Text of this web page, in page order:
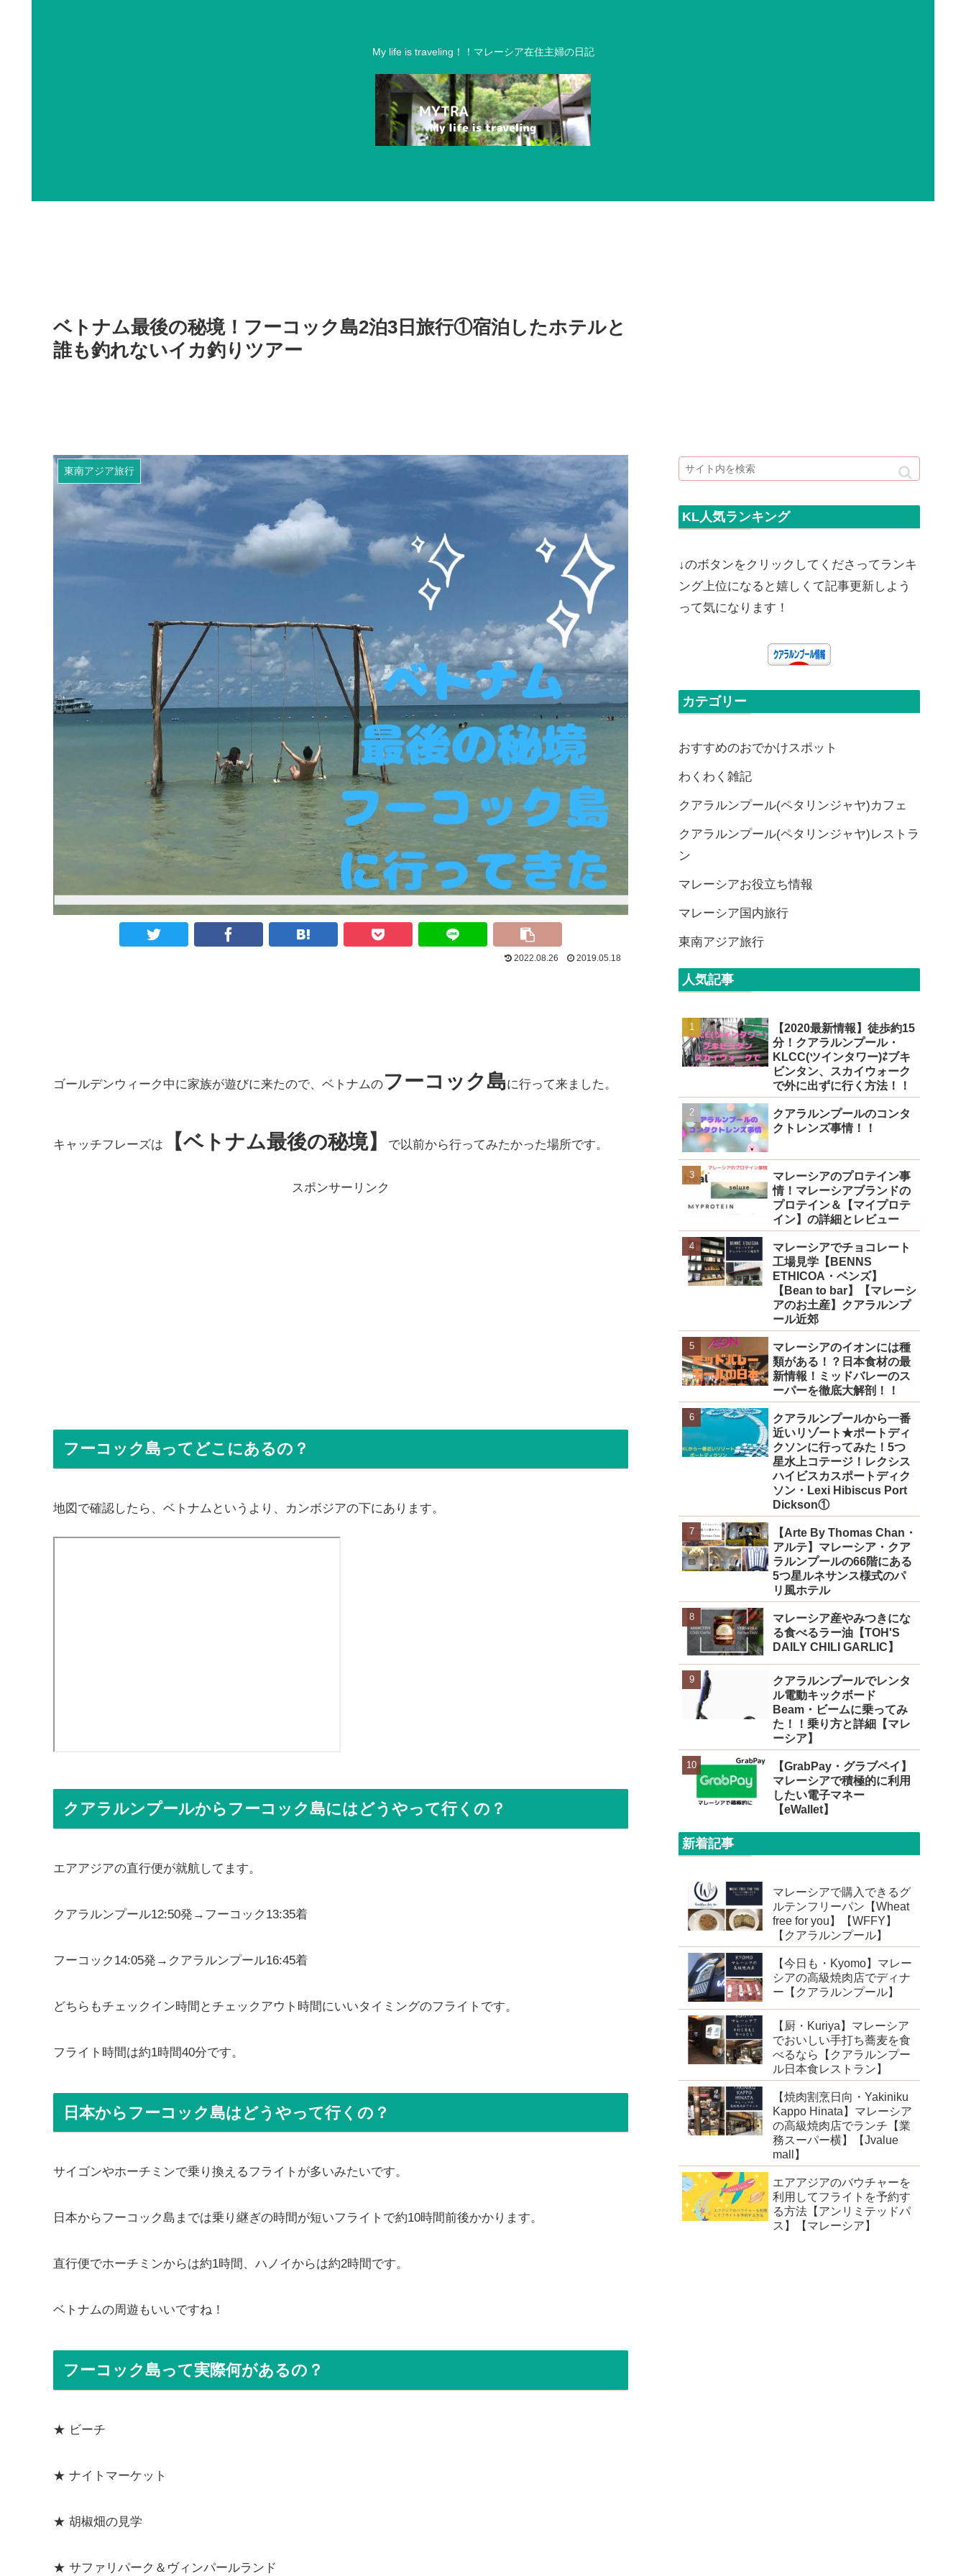
My life is traveling！！マレーシア在住主婦の日記
ベトナム最後の秘境！フーコック島2泊3日旅行①宿泊したホテルと
誰も釣れないイカ釣りツアー
東南アジア旅行
2022.08.26 2019.05.18
ゴールデンウィーク中に家族が遊びに来たので、ベトナムのフーコック島に行って来ました。
キャッチフレーズは 【ベトナム最後の秘境】 で以前から行ってみたかった場所です。
スポンサーリンク
フーコック島ってどこにあるの？
地図で確認したら、ベトナムというより、カンボジアの下にあります。
クアラルンプールからフーコック島にはどうやって行くの？
エアアジアの直行便が就航してます。
クアラルンプール12:50発→フーコック13:35着
フーコック14:05発→クアラルンプール16:45着
どちらもチェックイン時間とチェックアウト時間にいいタイミングのフライトです。
フライト時間は約1時間40分です。
日本からフーコック島はどうやって行くの？
サイゴンやホーチミンで乗り換えるフライトが多いみたいです。
日本からフーコック島までは乗り継ぎの時間が短いフライトで約10時間前後かかります。
直行便でホーチミンからは約1時間、ハノイからは約2時間です。
ベトナムの周遊もいいですね！
フーコック島って実際何があるの？
★ ビーチ
★ ナイトマーケット
★ 胡椒畑の見学
★ サファリパーク＆ヴィンパールランド
KL人気ランキング
↓のボタンをクリックしてくださってランキ
ング上位になると嬉しくて記事更新しよう
って気になります！
カテゴリー
おすすめのおでかけスポット
わくわく雑記
クアラルンプール(ペタリンジャヤ)カフェ
クアラルンプール(ペタリンジャヤ)レストラ
ン
マレーシアお役立ち情報
マレーシア国内旅行
東南アジア旅行
人気記事
【2020最新情報】徒歩約15
分！クアラルンプール・
KLCC(ツインタワー)⇄ブキ
ビンタン、スカイウォーク
で外に出ずに行く方法！！
クアラルンプールのコンタ
クトレンズ事情！！
マレーシアのプロテイン事
情！マレーシアブランドの
プロテイン＆【マイプロテ
イン】の詳細とレビュー
マレーシアでチョコレート
工場見学【BENNS
ETHICOA・ベンズ】
【Bean to bar】【マレーシ
アのお土産】クアラルンプ
ール近郊
マレーシアのイオンには種
類がある！？日本食材の最
新情報！ミッドバレーのス
ーパーを徹底大解剖！！
クアラルンプールから一番
近いリゾート★ポートディ
クソンに行ってみた！5つ
星水上コテージ！レクシス
ハイビスカスポートディク
ソン・Lexi Hibiscus Port
Dickson①
【Arte By Thomas Chan・
アルテ】マレーシア・クア
ラルンプールの66階にある
5つ星ルネサンス様式のパ
リ風ホテル
マレーシア産やみつきにな
る食べるラー油【TOH'S
DAILY CHILI GARLIC】
クアラルンプールでレンタ
ル電動キックボード
Beam・ビームに乗ってみ
た！！乗り方と詳細【マレ
ーシア】
【GrabPay・グラブペイ】
マレーシアで積極的に利用
したい電子マネー
【eWallet】
新着記事
マレーシアで購入できるグ
ルテンフリーパン【Wheat
free for you】【WFFY】
【クアラルンプール】
【今日も・Kyomo】マレー
シアの高級焼肉店でディナ
ー【クアラルンプール】
【厨・Kuriya】マレーシア
でおいしい手打ち蕎麦を食
べるなら【クアラルンプー
ル日本食レストラン】
【焼肉割烹日向・Yakiniku
Kappo Hinata】マレーシア
の高級焼肉店でランチ【業
務スーパー横】【Jvalue
mall】
エアアジアのバウチャーを
利用してフライトを予約す
る方法【アンリミテッドパ
ス】【マレーシア】